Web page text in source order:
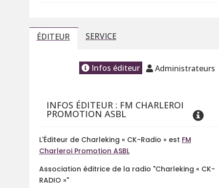
ÉDITEUR SERVICE
Infos éditeur Administrateurs
INFOS ÉDITEUR : FM CHARLEROI
PROMOTION ASBL
L'Éditeur de Charleking « CK-Radio » est FM
Charleroi Promotion ASBL
Association éditrice de la radio "Charleking « CK-
RADIO »"